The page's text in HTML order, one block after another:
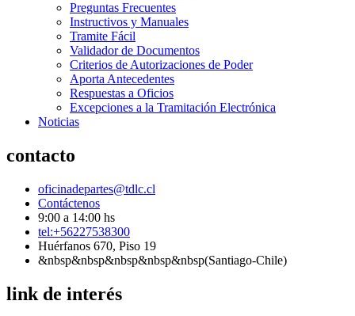
Preguntas Frecuentes
Instructivos y Manuales
Tramite Fácil
Validador de Documentos
Criterios de Autorizaciones de Poder
Aporta Antecedentes
Respuestas a Oficios
Excepciones a la Tramitación Electrónica
Noticias
contacto
oficinadepartes@tdlc.cl
Contáctenos
9:00 a 14:00 hs
tel:+56227538300
Huérfanos 670, Piso 19
&nbsp&nbsp&nbsp&nbsp&nbsp(Santiago-Chile)
link de interés